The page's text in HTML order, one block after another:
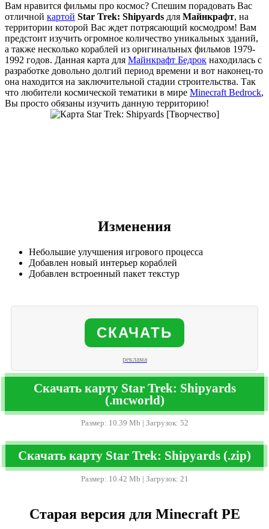
Вам нравится фильмы про космос? Спешим порадовать Вас
отличной картой Star Trek: Shipyards для Майнкрафт, на
территории которой Вас ждет потрясающий космодром! Вам
предстоит изучить огромное количество уникальных зданий,
а также несколько кораблей из оригинальных фильмов 1979-
1992 годов. Данная карта для Mайнкрафт Бедрок находилась с
разработке довольно долгий период времени и вот наконец-то
она находится на заключительной стадии строительства. Так
что любители космической тематики в мире Minecraft Bedrock,
Вы просто обязаны изучить данную территорию!
Изменения
Небольшие улучшения игрового процесса
Добавлен новый интерьер кораблей
Добавлен встроенный пакет текстур
СКАЧАТЬ
реклама
Скачать карту Star Trek: Shipyards
(.mcworld)
Размер: 10.39 Mb | Загрузок: 52
Скачать карту Star Trek: Shipyards (.zip)
Размер: 10.42 Mb | Загрузок: 21
Старая версия для Minecraft PE